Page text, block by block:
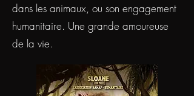
dans les animaux, ou son engagement
humanitaire. Une grande amoureuse
de la vie.